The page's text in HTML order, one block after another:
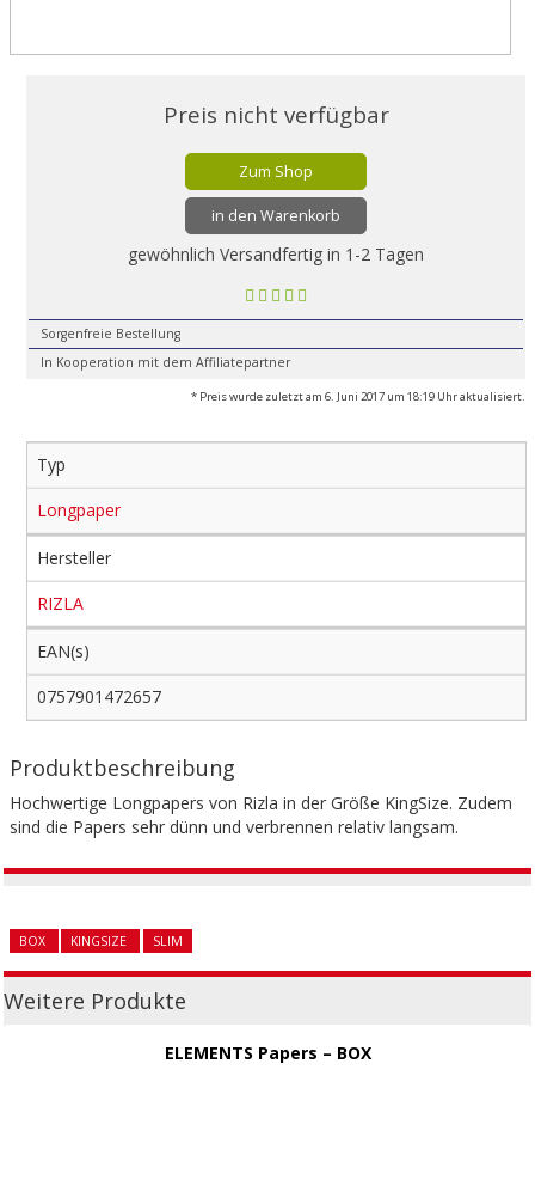
Preis nicht verfügbar
Zum Shop
in den Warenkorb
gewöhnlich Versandfertig in 1-2 Tagen
Sorgenfreie Bestellung
In Kooperation mit dem Affiliatepartner
* Preis wurde zuletzt am 6. Juni 2017 um 18:19 Uhr aktualisiert.
Typ
Longpaper
Hersteller
RIZLA
EAN(s)
0757901472657
Produktbeschreibung
Hochwertige Longpapers von Rizla in der Größe KingSize. Zudem
sind die Papers sehr dünn und verbrennen relativ langsam.
BOX KINGSIZE SLIM
Weitere Produkte
ELEMENTS Papers – BOX